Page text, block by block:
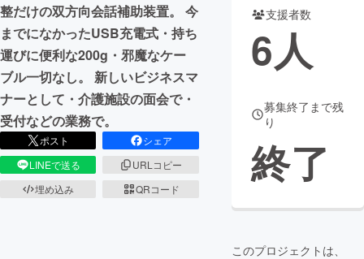
整だけの双方向会話補助装置。 今
までになかったUSB充電式・持ち
運びに便利な200g・邪魔なケー
ブル一切なし。 新しいビジネスマ
ナーとして・介護施設の面会で・
受付などの業務で。
ポスト
シェア
LINEで送る
URLコピー
埋め込み
QRコード
支援者数
6人
募集終了まで残
り
終了
このプロジェクトは、